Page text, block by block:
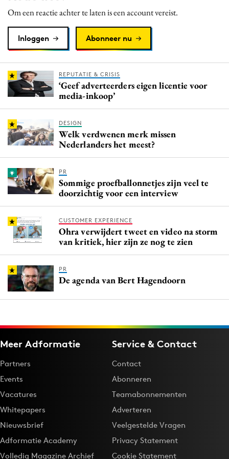
Media
Merkstrategie
Purpose Marketing
Reputatie & crisis
Om een reactie achter te laten is een account vereist.
Inloggen Abonneer nu
REPUTATIE & CRISIS
‘Geef adverteerders eigen ­licentie voor
media-­inkoop’
DESIGN
Welk verdwenen merk missen
Nederlanders het meest?
PR
Sommige proefballonnetjes zijn veel te
doorzichtig voor een interview
CUSTOMER EXPERIENCE
Ohra verwijdert tweet en video na storm
van kritiek, hier zijn ze nog te zien
PR
De agenda van Bert Hagendoorn
Meer Adformatie
Partners
Events
Vacatures
Whitepapers
Nieuwsbrief
Adformatie Academy
Volledig Magazine Archief
Service & Contact
Contact
Abonneren
Teamabonnementen
Adverteren
Veelgestelde Vragen
Privacy Statement
Cookie Statement